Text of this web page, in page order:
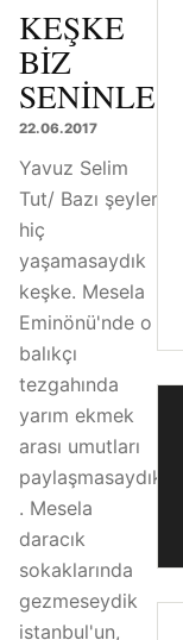
KEŞKE
BIZ
SENINLE
22.06.2017
Yavuz Selim
Tut/ Bazı şeyleri
hiç
yaşamasaydık
keşke. Mesela
Eminönü'nde o
balıkçı
tezgahında
yarım ekmek
arası umutları
paylaşmasaydık
. Mesela
daracık
sokaklarında
gezmeseydik
istanbul'un,